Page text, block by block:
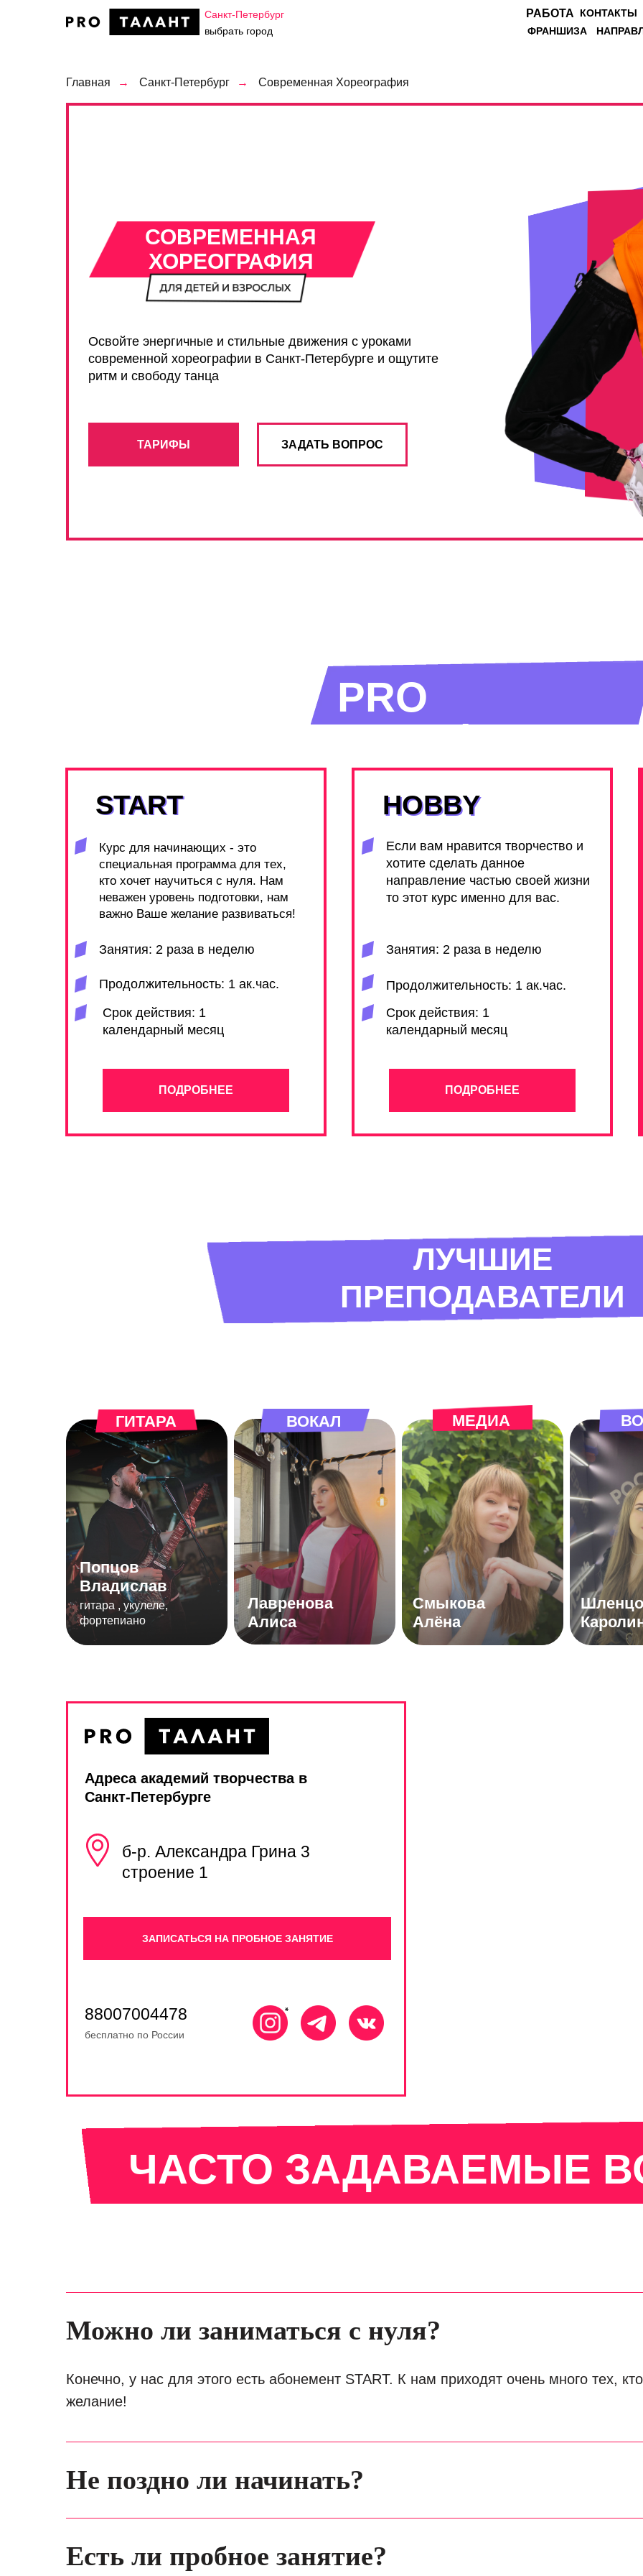
выбрать город
Санкт-Петербург
ФРАНШИЗА
РАБОТА КОНТАКТЫ
Главная → Санкт-Петербург → Современная Хореография
Освойте энергичные и стильные движения с уроками
современной хореографии в Санкт-Петербурге и ощутите
ритм и свободу танца
ЗАДАТЬ ВОПРОС
ТАРИФЫ
СОВРЕМЕННАЯ
ХОРЕОГРАФИЯ
PRO
ТАРИФЫ
START
START
Курс для начинающих - это
специальная программа для тех,
кто хочет научиться с нуля. Нам
неважен уровень подготовки, нам
важно Ваше желание развиваться!
Занятия: 2 раза в неделю
Срок действия: 1
календарный месяц
Продолжительность: 1 ак.час.
ПОДРОБНЕЕ
HOBBY
HOBBY
Если вам нравится творчество и
хотите сделать данное
направление частью своей жизни
то этот курс именно для вас.
Занятия: 2 раза в неделю
Срок действия: 1
календарный месяц
Продолжительность: 1 ак.час.
ПОДРОБНЕЕ
ЛУЧШИЕ
ПРЕПОДАВАТЕЛИ
Попцов
Владислав
ГИТАРА
Лавренова
Алиса
ВОКАЛ
Смыкова
Алёна
МЕДИА
гитара , укулеле,
фортепиано
Адреса академий творчества в
Санкт-Петербурге
ЗАПИСАТЬСЯ НА ПРОБНОЕ ЗАНЯТИЕ
б-р. Александра Грина 3
строение 1
88007004478
бесплатно по России
ЧАСТО ЗАДАВАЕМЫЕ
Можно ли заниматься с нуля?
Конечно, у нас для этого есть абонемент START. К нам приходят очень много тех,
желание!
Не поздно ли начинать?
Есть ли пробное занятие?